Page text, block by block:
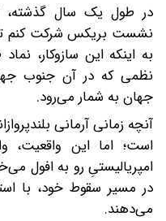
در طول یک سال گذشته،
نشست بریکس شرکت کنم تا
به اینکه این سازوکار،
نظمی که در آن جنوب
جهان به شمار می‌رود.
آنچه زمانی آرمانی
است؛ اما این واقعیت،
امپریالیستیِ رو به افول
در مسیر سقوط خود، با
می‌دهند.